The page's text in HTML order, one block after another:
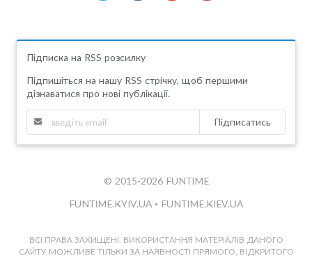
Підписка на RSS розсилку
Підпишіться на нашу RSS стрічку, щоб першими
дізнаватися про нові публікації.
Підписатись
© 2015-2026 FUNTIME
FUNTIME.KYIV.UA • FUNTIME.KIEV.UA
ВСІ ПРАВА ЗАХИЩЕНІ. ВИКОРИСТАННЯ МАТЕРІАЛІВ ДАНОГО
САЙТУ МОЖЛИВЕ ТІЛЬКИ ЗА НАЯВНОСТІ ПРЯМОГО, ВІДКРИТОГО